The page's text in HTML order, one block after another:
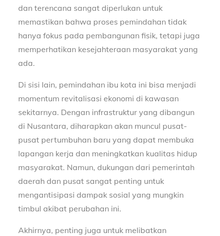
dan terencana sangat diperlukan untuk
memastikan bahwa proses pemindahan tidak
hanya fokus pada pembangunan fisik, tetapi juga
memperhatikan kesejahteraan masyarakat yang
ada.
Di sisi lain, pemindahan ibu kota ini bisa menjadi
momentum revitalisasi ekonomi di kawasan
sekitarnya. Dengan infrastruktur yang dibangun
di Nusantara, diharapkan akan muncul pusat-
pusat pertumbuhan baru yang dapat membuka
lapangan kerja dan meningkatkan kualitas hidup
masyarakat. Namun, dukungan dari pemerintah
daerah dan pusat sangat penting untuk
mengantisipasi dampak sosial yang mungkin
timbul akibat perubahan ini.
Akhirnya, penting juga untuk melibatkan